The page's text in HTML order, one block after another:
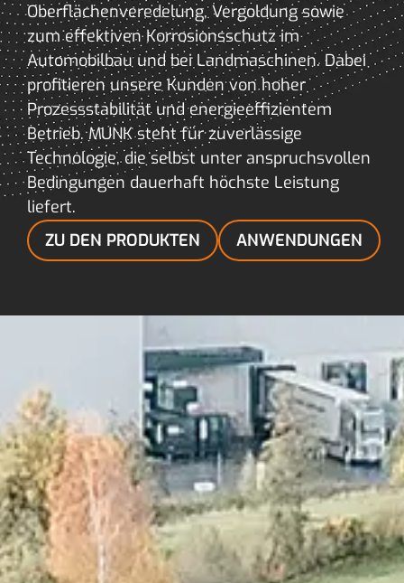
Oberflächenveredelung, Vergoldung sowie
zum effektiven Korrosionsschutz im
Automobilbau und bei Landmaschinen. Dabei
profitieren unsere Kunden von hoher
Prozessstabilität und energieeffizientem
Betrieb. MUNK steht für zuverlässige
Technologie, die selbst unter anspruchsvollen
Bedingungen dauerhaft höchste Leistung
liefert.
ZU DEN PRODUKTEN
ANWENDUNGEN